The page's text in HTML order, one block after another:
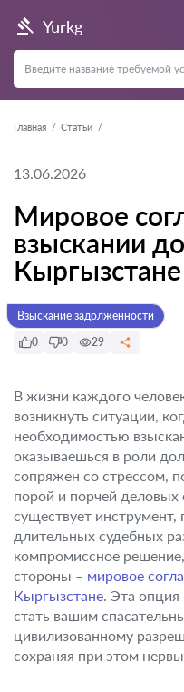
Yurkg
Главная Статьи
13.06.2026
Мировое
взыскании
Кыргызстане
Взыскание задолженности
0
0 29
В жизни каждого
возникнуть ситуации,
необходимостью
оказываешься в роли
сопряжен со стрессом,
порой и порчей
существует
длительных судебных
компромиссное
стороны – мировое
Кыргызстане. Эта
стать вашим
цивилизованному
сохраняя при этом